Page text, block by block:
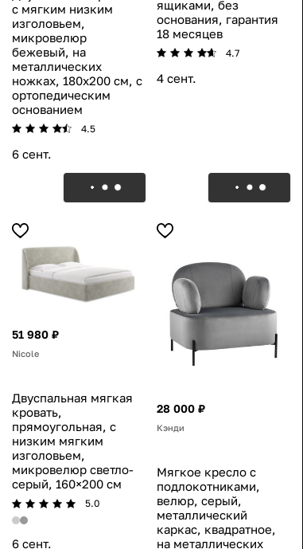
с мягким низким
изголовьем,
микровелюр
бежевый, на
металлических
ножках, 180х200 см, с
ортопедическим
основанием
4.5
6 сент.
ящиками, без
основания, гарантия
18 месяцев
4.7
4 сент.
51 980 ₽
Nicole
Двуспальная мягкая
кровать,
прямоугольная, с
низким мягким
изголовьем,
микровелюр светло-
серый, 160×200 см
5.0
6 сент.
28 000 ₽
Кэнди
Мягкое кресло с
подлокотниками,
велюр, серый,
металлический
каркас, квадратное,
на металлических